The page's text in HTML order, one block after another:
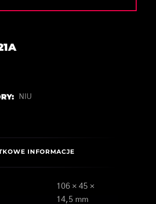
NIU
INFORMACJE
106 × 45 ×
14,5 mm